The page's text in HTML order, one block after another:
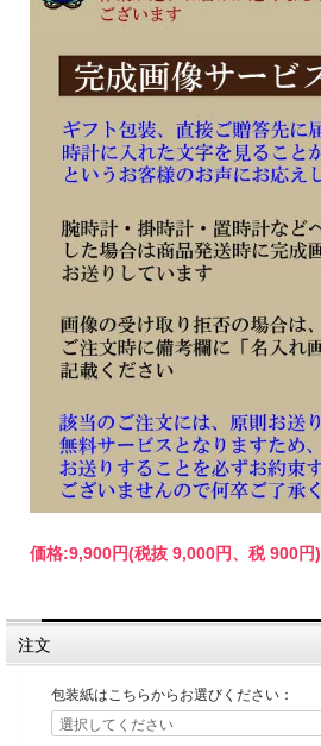
価格:9,900円(税抜 9,000円、税 900円)
注文
包装紙はこちらからお選びください：